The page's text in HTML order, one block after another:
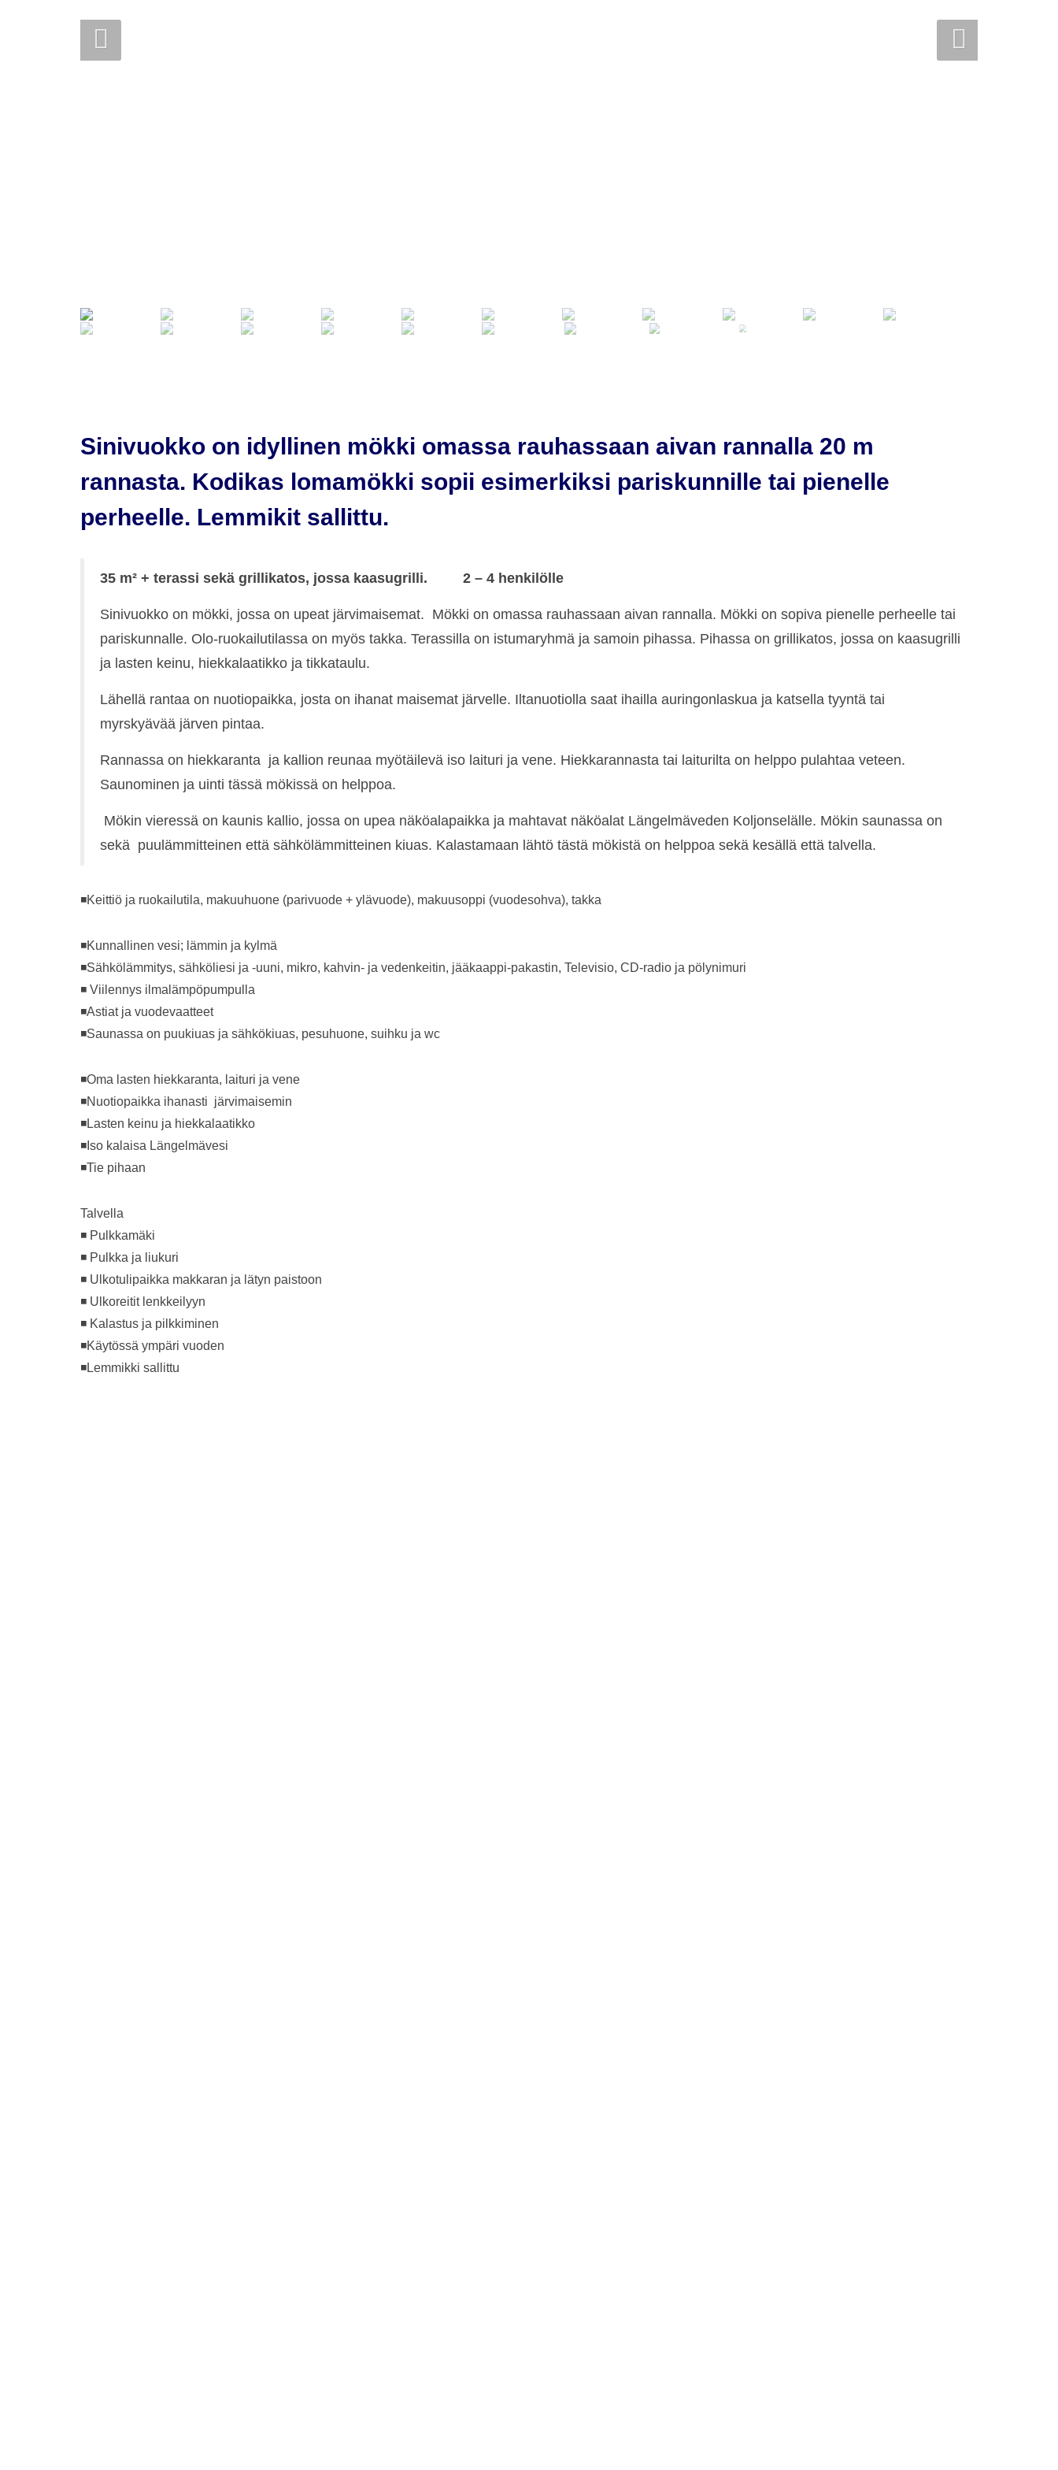
Sinivuokko on idyllinen mökki omassa rauhassaan aivan rannalla 20 m
rannasta. Kodikas lomamökki sopii esimerkiksi pariskunnille tai pienelle
perheelle. Lemmikit sallittu.
35 m² + terassi sekä grillikatos, jossa kaasugrilli. 2 – 4 henkilölle
Sinivuokko on mökki, jossa on upeat järvimaisemat. Mökki on omassa rauhassaan aivan rannalla. Mökki on sopiva pienelle perheelle tai
pariskunnalle. Olo-ruokailutilassa on myös takka. Terassilla on istumaryhmä ja samoin pihassa. Pihassa on grillikatos, jossa on kaasugrilli
ja lasten keinu, hiekkalaatikko ja tikkataulu.
Lähellä rantaa on nuotiopaikka, josta on ihanat maisemat järvelle. Iltanuotiolla saat ihailla auringonlaskua ja katsella tyyntä tai
myrskyävää järven pintaa.
Rannassa on hiekkaranta ja kallion reunaa myötäilevä iso laituri ja vene. Hiekkarannasta tai laiturilta on helppo pulahtaa veteen.
Saunominen ja uinti tässä mökissä on helppoa.
Mökin vieressä on kaunis kallio, jossa on upea näköalapaikka ja mahtavat näköalat Längelmäveden Koljonselälle. Mökin saunassa on
sekä puulämmitteinen että sähkölämmitteinen kiuas. Kalastamaan lähtö tästä mökistä on helppoa sekä kesällä että talvella.
◾Keittiö ja ruokailutila, makuuhuone (parivuode + ylävuode), makuusoppi (vuodesohva), takka
◾Kunnallinen vesi; lämmin ja kylmä
◾Sähkölämmitys, sähköliesi ja -uuni, mikro, kahvin- ja vedenkeitin, jääkaappi-pakastin, Televisio, CD-radio ja pölynimuri
◾ Viilennys ilmalämpöpumpulla
◾Astiat ja vuodevaatteet
◾Saunassa on puukiuas ja sähkökiuas, pesuhuone, suihku ja wc
◾Oma lasten hiekkaranta, laituri ja vene
◾Nuotiopaikka ihanasti järvimaisemin
◾Lasten keinu ja hiekkalaatikko
◾Iso kalaisa Längelmävesi
◾Tie pihaan
Talvella
◾ Pulkkamäki
◾ Pulkka ja liukuri
◾ Ulkotulipaikka makkaran ja lätyn paistoon
◾ Ulkoreitit lenkkeilyyn
◾ Kalastus ja pilkkiminen
◾Käytössä ympäri vuoden
◾Lemmikki sallittu